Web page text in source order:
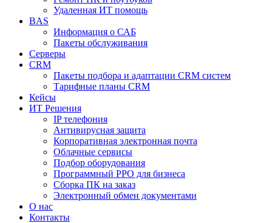
Удаленная ИТ помощь
BAS
Информация о САБ
Пакеты обслуживания
Серверы
CRM
Пакеты подбора и адаптации CRM систем
Тарифные планы CRM
Кейсы
ИТ Решения
IP телефония
Антивирусная защита
Корпоративная электронная почта
Облачные сервисы
Подбор оборудования
Программный РРО для бизнеса
Сборка ПК на заказ
Электронный обмен документами
О нас
Контакты